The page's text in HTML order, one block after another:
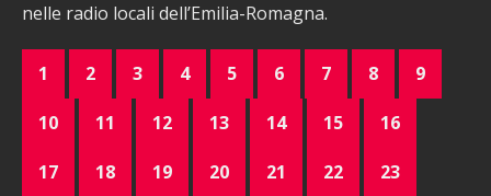
nelle radio locali dell’Emilia-Romagna.
1 2 3 4 5 6 7 8 9
10 11 12 13 14 15 16
17 18 19 20 21 22 23